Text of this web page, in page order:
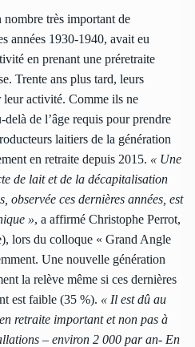
nombre très important de
années 1930-1940, avait eu
en prenant une préretraite
Trente ans plus tard, leurs
leur activité. Comme ils ne
de l’âge requis pour prendre
laitiers de la génération
en retraite depuis 2015. « Une
de lait et de la décapitalisation
observée ces dernières années, est
», a affirmé Christophe Perrot,
lors du colloque « Grand Angle
Une nouvelle génération
la relève même si ces dernières
est faible (35 %). « Il est dû au
retraite important et non pas à
– environ 2 000 par an- En